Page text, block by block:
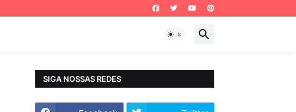
SIGA NOSSAS REDES